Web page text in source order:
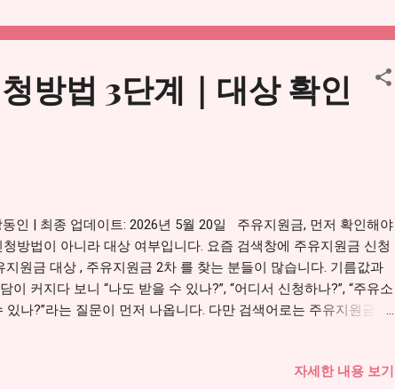
신청 대상·방법 확인하기 → 목차 1. 주유지원금과 고유가 피해지
1차 신청 못 했을 때 먼저 볼 기준 3. 2차에 다시 신청 가능한 경우
신청이 어려운 경우 5. 1차 미신청자가 확인할 신청 순서 6. 신청 전
크리스트 7. 자주 묻는 질문 1. 주유지원금과 고유가 피해지원금
들이 검색할 때는 주유지원금 이라고 입력합니다. 하지만 공식 안
유가 피해지원...
방법 3단계｜대상 확인
동인 | 최종 업데이트: 2026년 5월 20일 주유지원금, 먼저 확인해야
청방법이 아니라 대상 여부입니다. 요즘 검색창에 주유지원금 신청
지원금 대상 , 주유지원금 2차 를 찾는 분들이 많습니다. 기름값과
이 커지다 보니 “나도 받을 수 있나?”, “어디서 신청하나?”, “주유소
있나?”라는 질문이 먼저 나옵니다. 다만 검색어로는 주유지원금이
지원금 대상·신청방법 먼저 확인하세요 2차 신청기간, 지급금액, 사
자세한 내용 보기